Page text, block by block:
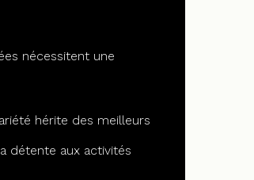
nécessitent une
hérite des meilleurs
détente aux activités